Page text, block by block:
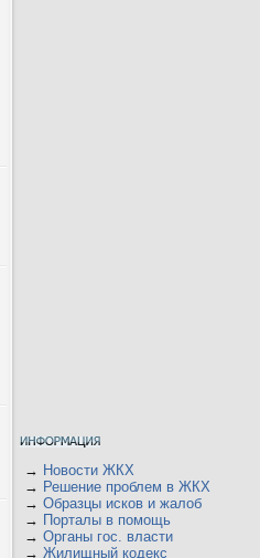
→ Новости ЖКХ
→ Решение проблем в ЖКХ
→ Образцы исков и жалоб
→ Порталы в помощь
→ Органы гос. власти
→ Жилищный кодекс